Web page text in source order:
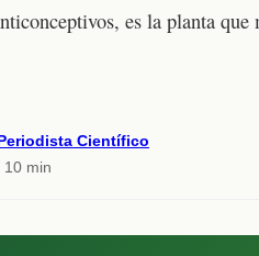
es la planta
Científico
10 min